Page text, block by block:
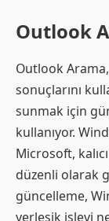
Outlook
Outlook
sonuçlarını
sunmak için
kullanıyor.
Microsoft,
düzenli olarak
güncelleme,
yerleşik işlevi